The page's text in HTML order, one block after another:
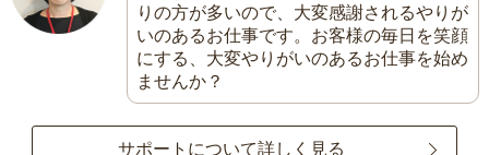
りの方が多いので、大変感謝されるやりが
いのあるお仕事です。お客様の毎日を笑顔
にする、大変やりがいのあるお仕事を始め
ませんか？
サポートについて詳しく見る